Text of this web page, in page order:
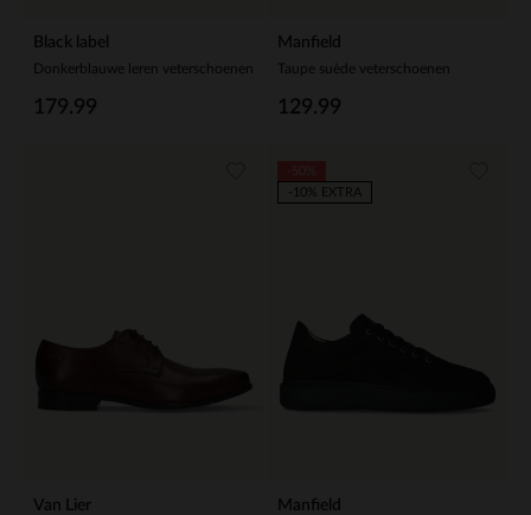
Black label
Donkerblauwe leren veterschoenen
179.99
Manfield
Taupe suède veterschoenen
129.99
Van Lier Manfield
-10% EXTRA